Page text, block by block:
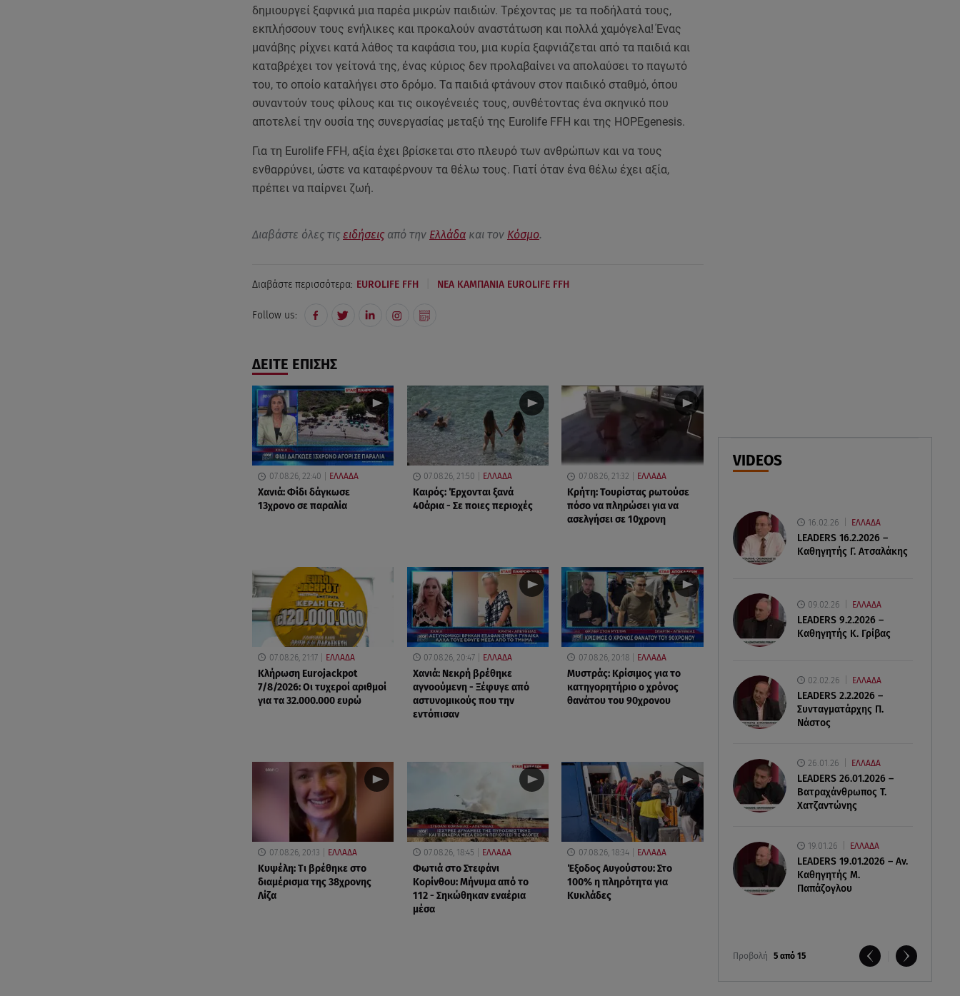
07.08.26 , 17:44
Παιδικοί σταθμοί: Πότε βγαίνουν
τα προσωρινά αποτελέσματα
VIDEOS
16.02.26 ΕΛΛΑΔΑ
LEADERS 16.2.2026 –
Καθηγητής Γ. Ατσαλάκης
09.02.26 ΕΛΛΑΔΑ
LEADERS 9.2.2026 –
Καθηγητής Κ. Γρίβας
02.02.26 ΕΛΛΑΔΑ
LEADERS 2.2.2026 –
Συνταγματάρχης Π.
Νάστος
26.01.26 ΕΛΛΑΔΑ
LEADERS 26.01.2026 –
Βατραχάνθρωπος Τ.
Χατζαντώνης
19.01.26 ΕΛΛΑΔΑ
LEADERS 19.01.2026 – Αν.
Καθηγητής Μ.
Παπάζογλου
Προβολή 5 από 15
δημιουργεί ξαφνικά μια παρέα μικρών παιδιών. Τρέχοντας με τα ποδήλατά τους,
εκπλήσσουν τους ενήλικες και προκαλούν αναστάτωση και πολλά χαμόγελα! Ένας
μανάβης ρίχνει κατά λάθος τα καφάσια του, μια κυρία ξαφνιάζεται από τα παιδιά και
καταβρέχει τον γείτονά της, ένας κύριος δεν προλαβαίνει να απολαύσει το παγωτό
του, το οποίο καταλήγει στο δρόμο. Τα παιδιά φτάνουν στον παιδικό σταθμό, όπου
συναντούν τους φίλους και τις οικογένειές τους, συνθέτοντας ένα σκηνικό που
αποτελεί την ουσία της συνεργασίας μεταξύ της Eurolife FFH και της HOPEgenesis.
Για τη Eurolife FFH, αξία έχει βρίσκεται στο πλευρό των ανθρώπων και να τους
ενθαρρύνει, ώστε να καταφέρνουν τα θέλω τους. Γιατί όταν ένα θέλω έχει αξία,
πρέπει να παίρνει ζωή.
Διαβάστε όλες τις ειδήσειςαπό την Ελλάδακαι τον Κόσμο.
Διαβάστε περισσότερα: EUROLIFE FFH ΝΕΑ ΚΑΜΠΑΝΙΑ EUROLIFE FFH
Follow us:
ΔΕΙΤΕ ΕΠΙΣΗΣ
07.08.26, 22:40 ΕΛΛΑΔΑ
Χανιά: Φίδι δάγκωσε
13χρονο σε παραλία
07.08.26, 21:50 ΕΛΛΑΔΑ
Καιρός: Έρχονται ξανά
40άρια - Σε ποιες περιοχές
07.08.26, 21:32 ΕΛΛΑΔΑ
Κρήτη: Τουρίστας ρωτούσε
πόσο να πληρώσει για να
ασελγήσει σε 10χρονη
07.08.26, 21:17 ΕΛΛΑΔΑ
Κλήρωση Eurojackpot
7/8/2026: Οι τυχεροί αριθμοί
για τα 32.000.000 ευρώ
07.08.26, 20:47 ΕΛΛΑΔΑ
Χανιά: Νεκρή βρέθηκε
αγνοούμενη - Ξέφυγε από
αστυνομικούς που την
εντόπισαν
07.08.26, 20:18 ΕΛΛΑΔΑ
Μυστράς: Κρίσιμος για το
κατηγορητήριο ο χρόνος
θανάτου του 90χρονου
07.08.26, 20:13 ΕΛΛΑΔΑ
Κυψέλη: Tι βρέθηκε στο
διαμέρισμα της 38χρονης
Λίζα
07.08.26, 18:45 ΕΛΛΑΔΑ
Φωτιά στο Στεφάνι
Κορίνθου: Μήνυμα από το
112 - Σηκώθηκαν εναέρια
μέσα
07.08.26, 18:34 ΕΛΛΑΔΑ
Έξοδος Αυγούστου: Στο
100% η πληρότητα για
Κυκλάδες